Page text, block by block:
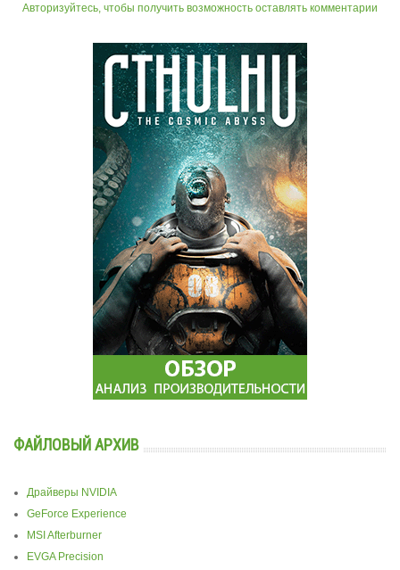
Авторизуйтесь, чтобы получить возможность оставлять комментарии
ФАЙЛОВЫЙ АРХИВ
Драйверы NVIDIA
GeForce Experience
MSI Afterburner
EVGA Precision